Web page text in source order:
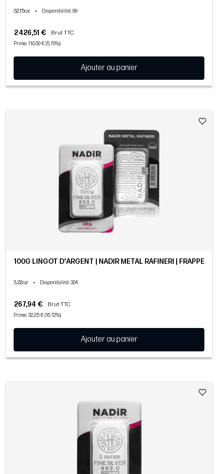
32.15oz • Disponibilité: 99
2 426,51 € Brut TTC
Prime: 110,00 € (5,70%)
Ajouter au panier
100G LINGOT D'ARGENT | NADIR METAL RAFINERI | FRAPPÉ
3.22oz • Disponibilité: 324
267,94 € Brut TTC
Prime: 32,25 € (16,72%)
Ajouter au panier